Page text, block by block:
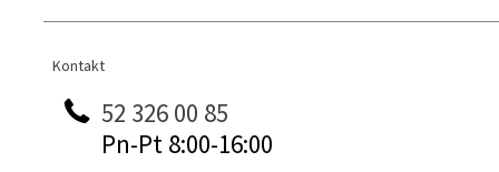
Kontakt
Kontakt
52 326 00 85
Pn-Pt 8:00-16:00